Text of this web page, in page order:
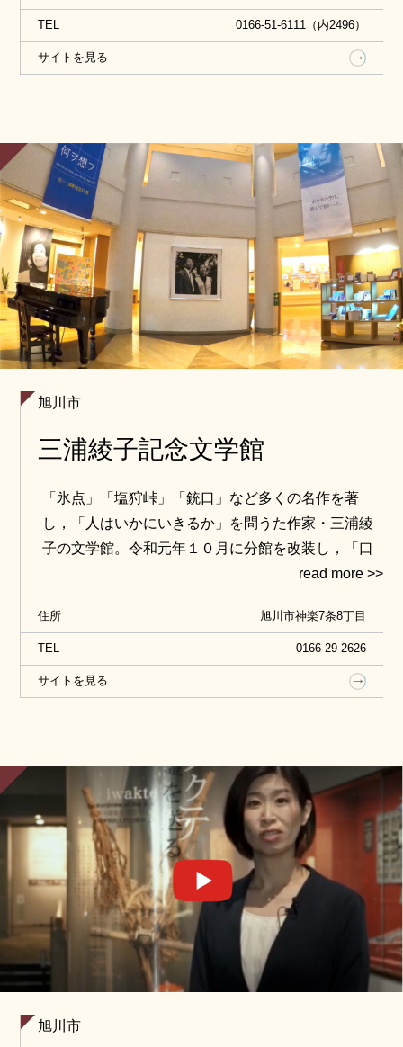
TEL 0166-51-6111（内2496）
サイトを見る
旭川市
三浦綾子記念文学館
「氷点」「塩狩峠」「銃口」など多くの名作を著
し，「人はいかにいきるか」を問うた作家・三浦綾
子の文学館。令和元年１０月に分館を改装し，「口
住所 旭川市神楽7条8丁目
TEL 0166-29-2626
サイトを見る
旭川市